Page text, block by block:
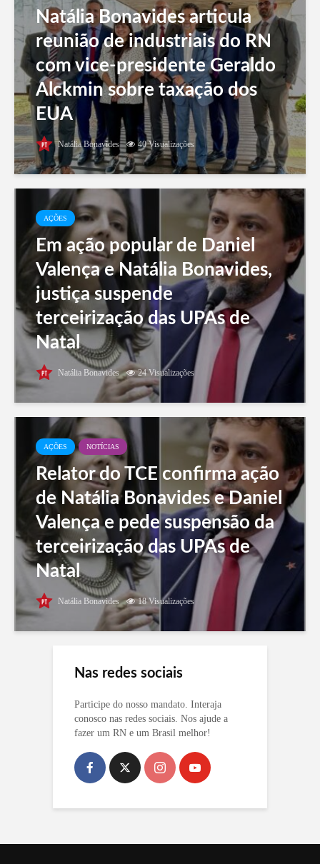
Natália Bonavides articula
reunião de industriais do RN
com vice-presidente Geraldo
Alckmin sobre taxação dos
EUA
Natália Bonavides 40 Visualizações
AÇÕES
Em ação popular de Daniel
Valença e Natália Bonavides,
justiça suspende
terceirização das UPAs de
Natal
Natália Bonavides 24 Visualizações
AÇÕES NOTÍCIAS
Relator do TCE confirma ação
de Natália Bonavides e Daniel
Valença e pede suspensão da
terceirização das UPAs de
Natal
Natália Bonavides 18 Visualizações
Nas redes sociais
Participe do nosso mandato. Interaja
conosco nas redes sociais. Nos ajude a
fazer um RN e um Brasil melhor!